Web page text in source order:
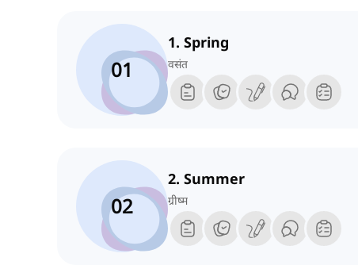
01
1. Spring
वसंत
02
2. Summer
ग्रीष्म